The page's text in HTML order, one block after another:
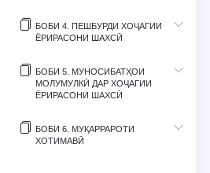
БОБИ 4. ПЕШБУРДИ ХОҶАГИИ
ЁРИРАСОНИ ШАХСӢ
БОБИ 5. МУНОСИБАТҲОИ
МОЛУМУЛКӢ ДАР ХОҶАГИИ
ЁРИРАСОНИ ШАХСӢ
БОБИ 6. МУҚАРРАРОТИ
ХОТИМАВӢ